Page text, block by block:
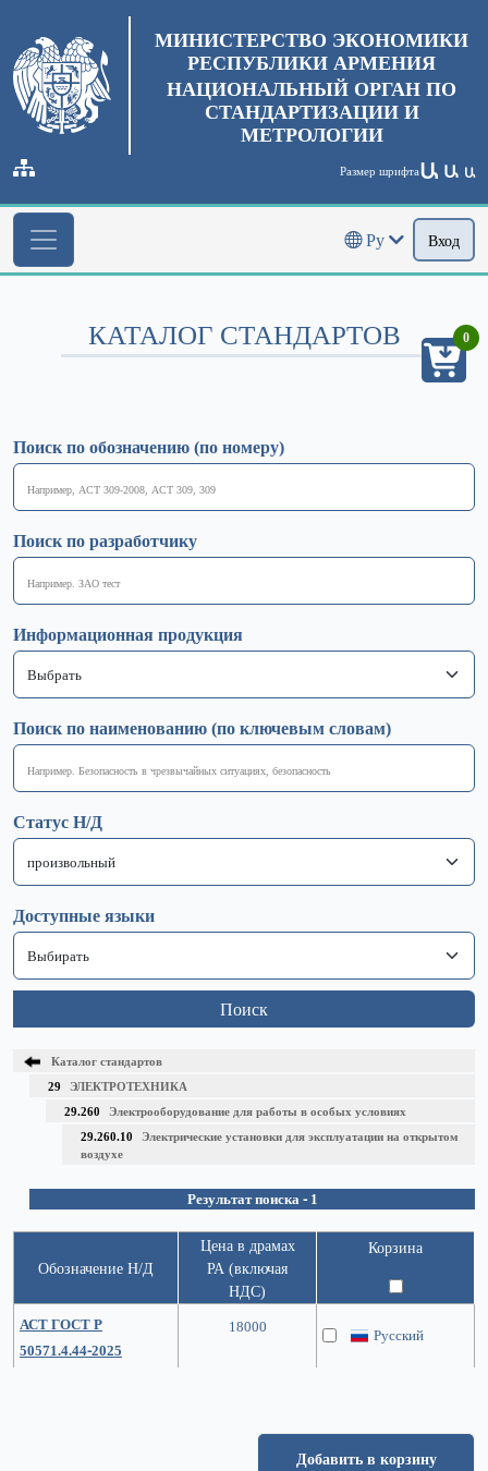
МИНИСТЕРСТВО ЭКОНОМИКИ
РЕСПУБЛИКИ АРМЕНИЯ
НАЦИОНАЛЬНЫЙ ОРГАН ПО
СТАНДАРТИЗАЦИИ И
МЕТРОЛОГИИ
Размер шрифтаԱ Ա Ա
Ру Вход
КАТАЛОГ СТАНДАРТОВ
Поиск по обозначению (по номеру)
Поиск по разработчику
Информационная продукция
Поиск по наименованию (по ключевым словам)
Статус Н/Д
Доступные языки
Поиск
Каталог стандартов
29 ЭЛЕКТРОТЕХНИКА
29.260 Электрооборудование для работы в особых условиях
29.260.10 Электрические установки для эксплуатации на открытом
воздухе
Результат поиска - 1
Обозначение Н/Д
Цена в драмах
РА (включая
НДС)
Корзина
АСТ ГОСТ Р
50571.4.44-2025
18000 Русский
Добавить в корзину
0